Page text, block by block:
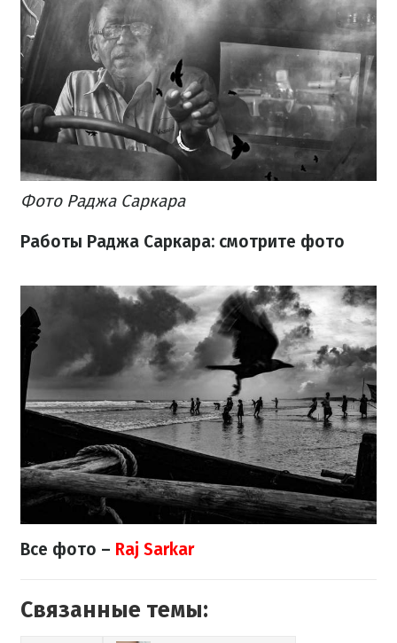
Фото Раджа Саркара
Работы Раджа Саркара: смотрите фото
Все фото – Raj Sarkar
Связанные темы: